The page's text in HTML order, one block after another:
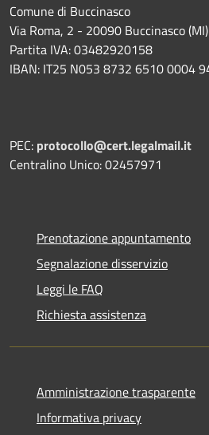
Comune di Buccinasco
Via Roma, 2 - 20090 Buccinasco (MI)
Partita IVA: 03482920158
IBAN: IT25 N053 8732 6510 0004
PEC: protocollo@cert.legalmail.it
Centralino Unico: 02457971
Prenotazione appuntamento
Segnalazione disservizio
Leggi le FAQ
Richiesta assistenza
Amministrazione trasparente
Informativa privacy